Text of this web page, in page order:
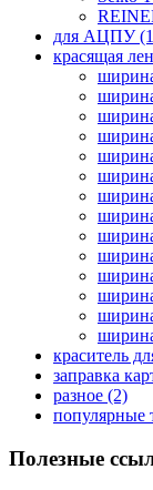
для АЦПУ
красящая
краситель
заправка
разное (2)
популярные
Полезные